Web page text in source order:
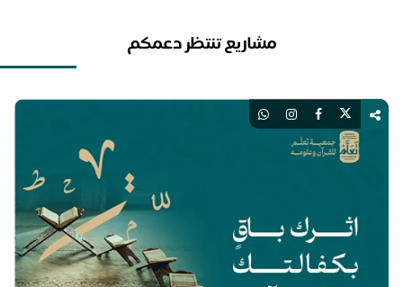
مشاريع تنتظر دعمكم